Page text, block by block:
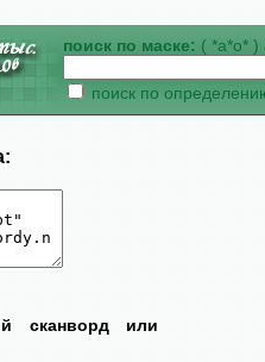
поиск по маске: ( *а*о* )
поиск по
сканворд или